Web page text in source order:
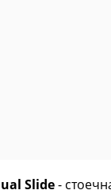
Slide-